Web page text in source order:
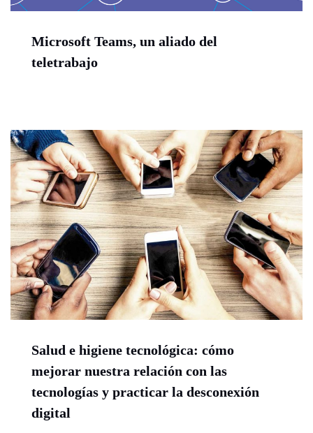
Microsoft Teams, un aliado del
teletrabajo
Salud e higiene tecnológica: cómo
mejorar nuestra relación con las
tecnologías y practicar la desconexión
digital